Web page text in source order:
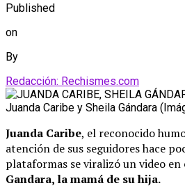
Published
on
By
Redacción: Rechismes.com
Juanda Caribe y Sheila Gándara
Juanda Caribe, el reconocido
atención de sus seguidores hace
plataformas se viralizó un video en
Gandara, la mamá de su hija.